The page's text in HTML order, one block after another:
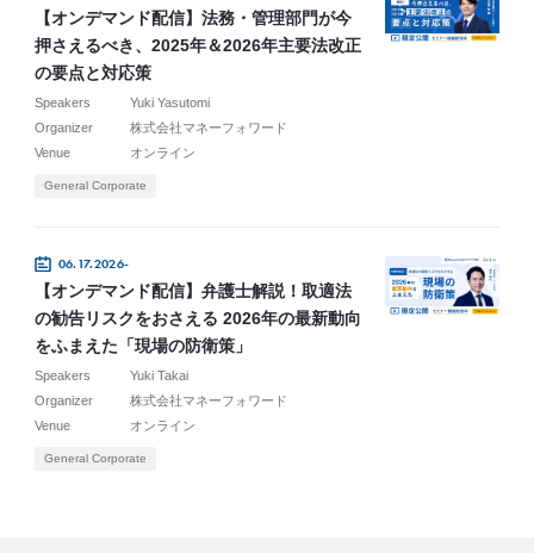
【オンデマンド配信】法務・管理部門が今
押さえるべき、2025年＆2026年主要法改正
の要点と対応策
Speakers
Yuki Yasutomi
Organizer
株式会社マネーフォワード
Venue
オンライン
General Corporate
06.17.2026-
【オンデマンド配信】弁護士解説！取適法
の勧告リスクをおさえる 2026年の最新動向
をふまえた「現場の防衛策」
Speakers
Yuki Takai
Organizer
株式会社マネーフォワード
Venue
オンライン
General Corporate